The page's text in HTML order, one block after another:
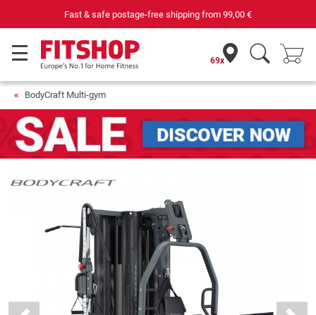
Your expert in home fitness for 42 years
69x
BodyCraft Multi-gym